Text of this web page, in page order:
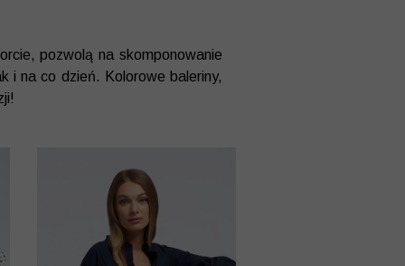
pozwolą na skomponowanie
i na co dzień. Kolorowe baleriny,